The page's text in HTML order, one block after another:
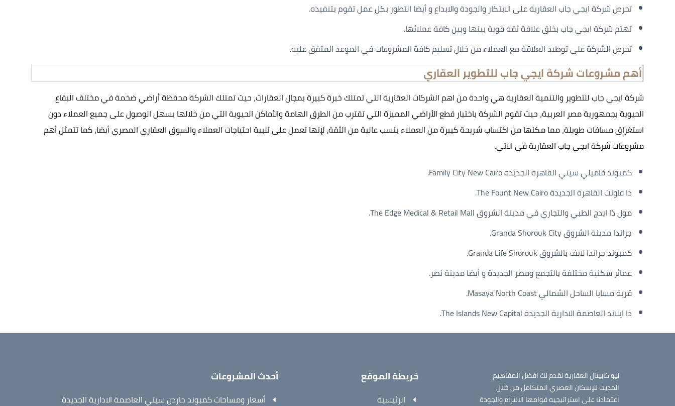
تحرص شركة ايجي جاب العقارية على الابتكار والجودة والابداع و أيضا التطور بكل عمل تقوم بتنفيذه.
تهتم شركة ايجي جاب بخلق علاقة ثقة قوية بينها وبين كافة عملائها.
تحرص الشركة على توطيد العلاقة مع العملاء من خلال تسليم كافة المشروعات في الموعد المتفق عليه.
أهم مشروعات شركة ايجي جاب للتطوير العقاري
شركة ايجي جاب للتطوير والتنمية العقارية هي واحدة من اهم الشركات العقارية التي تمتلك خبرة كبيرة بمجال العقارات، حيث تمتلك الشركة محفظة أراضي ضخمة في مختلف البقاع
الحيوية بجمهورية مصر العربية، حيث تقوم الشركة باختيار قطع الأراضي المميزة التي تقترب من الطرق الهامة والأماكن الحيوية التي من خلالها يسهل الوصول على جميع العملاء دون
استغراق مسافات طويلة، مما مكنها من اكتساب شريحة كبيرة من العملاء بنسب عالية من الثقة، لإنها تعمل على تلبية احتياجات العملاء والسوق العقاري المصري أيضا، كما تتمثل أهم
مشروعات شركة ايجي جاب العقارية في الاتي.
كمبوند فاميلي سيتي القاهرة الجديدة Family City New Cairo.
ذا فاونت القاهرة الجديدة The Fount New Cairo.
مول ذا ايدج الطبي والتجاري في مدينة الشروق The Edge Medical & Retail Mall.
جراندا مدينة الشروق Granda Shorouk City.
كمبوند جراندا لايف بالشروق Granda Life Shorouk.
عمائر سكنية مختلفة بالتجمع ومصر الجديدة و أيضا مدينة نصر.
قرية مسايا الساحل الشمالي Masaya North Coast.
ذا ايلاند العاصمة الادارية الجديدة The Islands New Capital.
نيو كابيتال العقارية نقدم لك افضل المفاهيم
الحديث للإسكان العصري المتكامل من خلال
اعتمادنا على استراتيجيه قوامها الالتزام والجودة
خريطة الموقع
الرئيسية
أحدث المشروعات
أسعار ومساحات كمبوند جاردن سيتي العاصمة الادارية الجديدة